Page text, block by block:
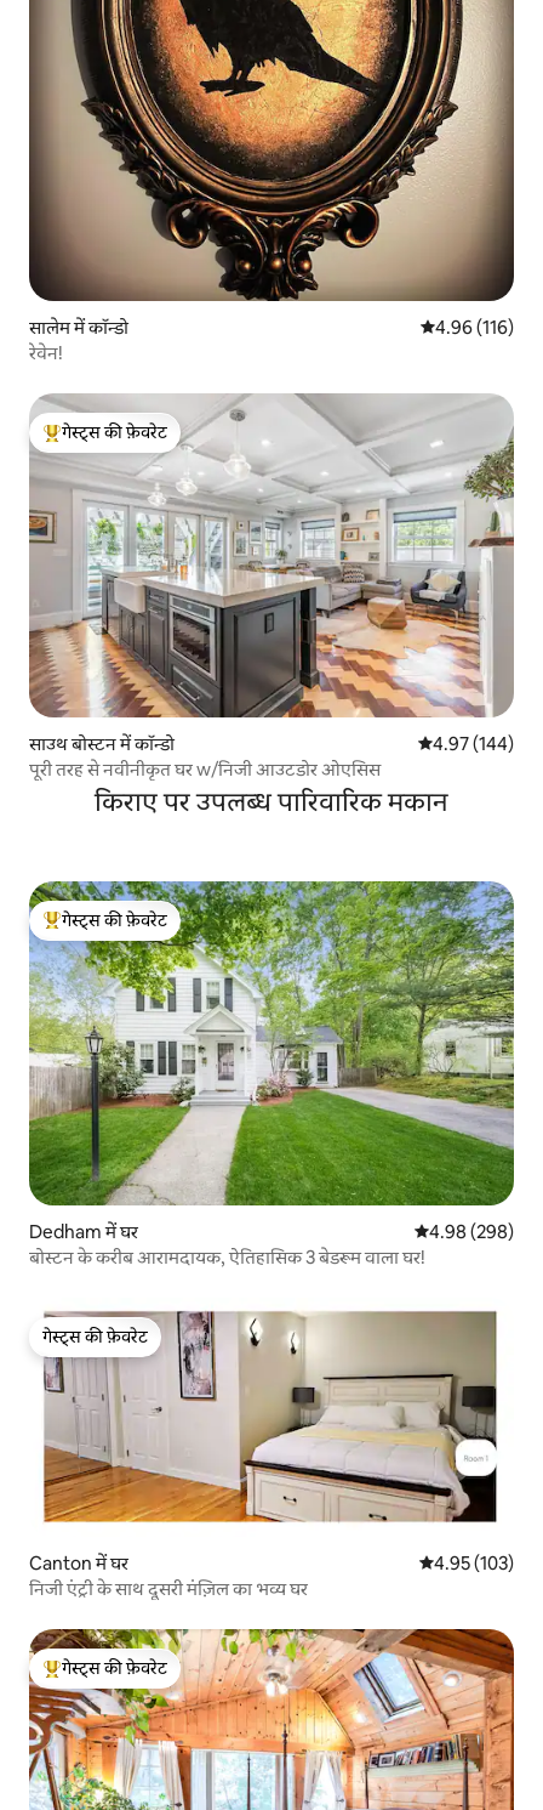
सालेम में कॉन्डो औसत रेटिंग 5 में से
4.96 (116)
रेवेन!
गेस्ट्स का टॉप फ़ेवरेट
गेस्ट्स की फ़ेवरेट
साउथ बोस्टन में कॉन्डो औसत रेटिंग 5 में से
4.97 (144)
पूरी तरह से नवीनीकृत घर w/निजी आउटडोर ओएसिस
किराए पर उपलब्ध पारिवारिक मकान
गेस्ट्स का टॉप फ़ेवरेट
गेस्ट्स की फ़ेवरेट
Dedham में घर औसत रेटिंग 5 में से
4.98 (298)
बोस्टन के करीब आरामदायक, ऐतिहासिक 3 बेडरूम वाला घर!
गेस्ट्स की फ़ेवरेट
गेस्ट्स की फ़ेवरेट
Canton में घर औसत रेटिंग 5 में से
4.95 (103)
निजी एंट्री के साथ दूसरी मंज़िल का भव्य घर
गेस्ट्स का टॉप फ़ेवरेट
गेस्ट्स की फ़ेवरेट